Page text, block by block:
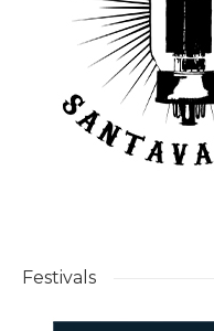
Festivals